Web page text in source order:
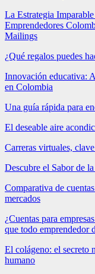
La Estrategia
Emprendedores
Mailings
¿Qué regalos puedes
Innovación educativa:
en Colombia
Una guía rápida para
El deseable aire
Carreras virtuales,
Descubre el Sabor de
Comparativa de
mercados
¿Cuentas para
que todo emprendedor
El colágeno: el secreto
humano